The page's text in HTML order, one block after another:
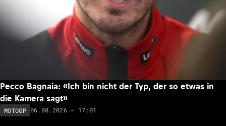
Pecco Bagnaia: «Ich bin nicht der Typ, der so etwas in
die Kamera sagt»
MOTOGP 06.08.2026 - 17:01